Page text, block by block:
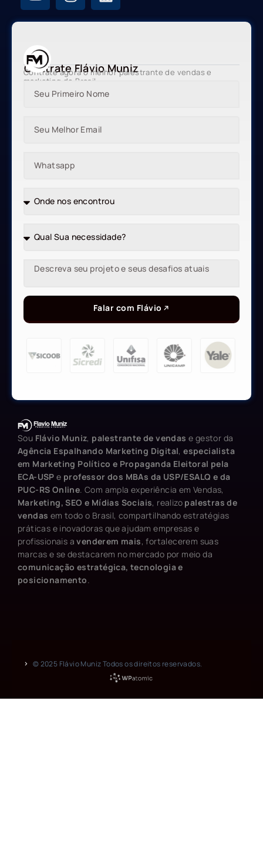
Contrate Flávio Muniz
Contrate agora o melhor palestrante de vendas e
marketing do Brasil
Falar com Flávio
Sou Flávio Muniz, palestrante de vendas e gestor da
Agência Espalhando Marketing Digital,especialista
em Marketing Político e Propaganda Eleitoral pela
ECA-USP e professor dos MBAs da USP/ESALQ e da
PUC-RS Online. Com ampla experiência em Vendas,
Marketing, SEO e Mídias Sociais, realizo palestras de
vendas em todo o Brasil, compartilhando estratégias
práticas e inovadoras que ajudam empresas e
profissionais avenderem mais, fortalecerem suas
marcas e se destacarem no mercado por meio da
comunicação estratégica, tecnologia e
posicionamento.
© 2025 Flávio Muniz Todos os direitos reservados.